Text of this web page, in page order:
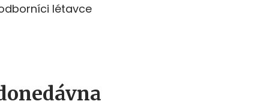
létavce